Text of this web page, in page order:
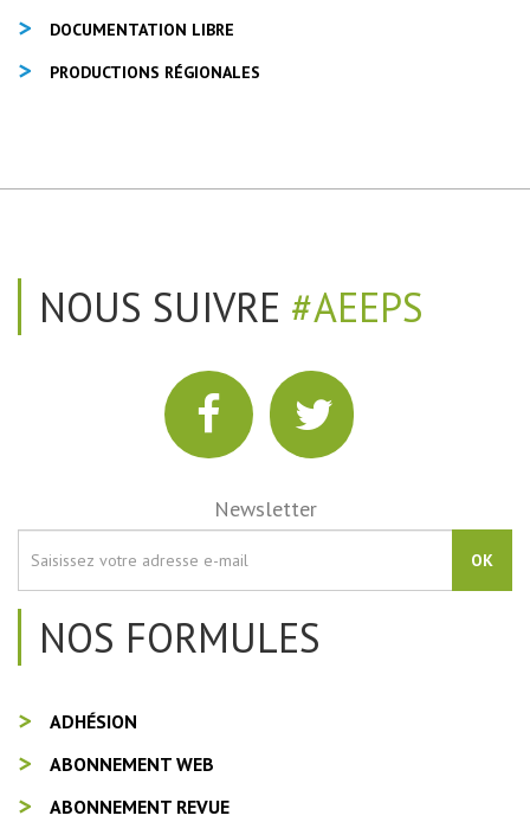
DOCUMENTATION LIBRE
PRODUCTIONS RÉGIONALES
NOUS SUIVRE #AEEPS
Newsletter
OK
NOS FORMULES
ADHÉSION
ABONNEMENT WEB
ABONNEMENT REVUE